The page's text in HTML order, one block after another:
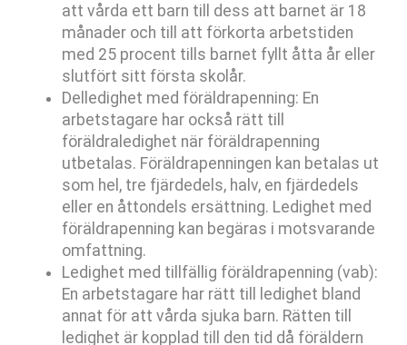
att vårda ett barn till dess att barnet är 18
månader och till att förkorta arbetstiden
med 25 procent tills barnet fyllt åtta år eller
slutfört sitt första skolår.
Delledighet med föräldrapenning: En
arbetstagare har också rätt till
föräldraledighet när föräldrapenning
utbetalas. Föräldrapenningen kan betalas ut
som hel, tre fjärdedels, halv, en fjärdedels
eller en åttondels ersättning. Ledighet med
föräldrapenning kan begäras i motsvarande
omfattning.
Ledighet med tillfällig föräldrapenning (vab):
En arbetstagare har rätt till ledighet bland
annat för att vårda sjuka barn. Rätten till
ledighet är kopplad till den tid då föräldern